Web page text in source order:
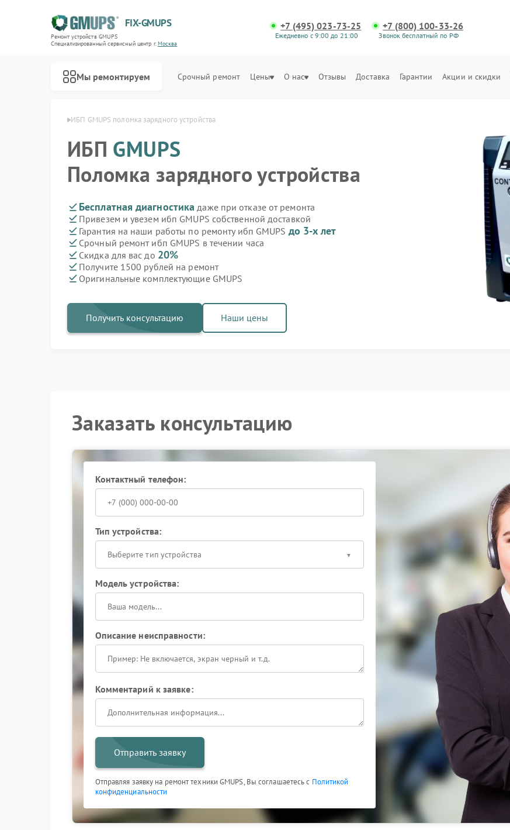
FIX-GMUPS
Ремонт устройств GMUPS
Специализированный cервисный центр г.Москва
+7 (495) 023-73-25
Ежедневно с 9:00 до 21:00
+7 (800) 100-33-26
Звонок бесплатный по РФ
Мы ремонтируем Срочный ремонт Цены О нас Отзывы Доставка Гарантии Акции и скидки
GMUPS в Москве ИБП GMUPS поломка зарядного устройства
ИБП GMUPS
Поломка зарядного устройства
Бесплатная диагностика даже при отказе от ремонта
Привезем и увезем ибп GMUPS собственной доставкой
Гарантия на наши работы по ремонту ибп GMUPS до 3-х лет
Срочный ремонт ибп GMUPS в течении часа
Скидка для вас до 20%
Получите 1500 рублей на ремонт
Оригинальные комплектующие GMUPS
Получить консультацию Наши цены
Заказать консультацию
Контактный телефон:
Тип устройства:
Выберите тип устройства
Модель устройства:
Описание неисправности:
Комментарий к заявке:
Отправить заявку
Отправляя заявку на ремонт техники GMUPS, Вы соглашаетесь с Политикой
конфиденциальности